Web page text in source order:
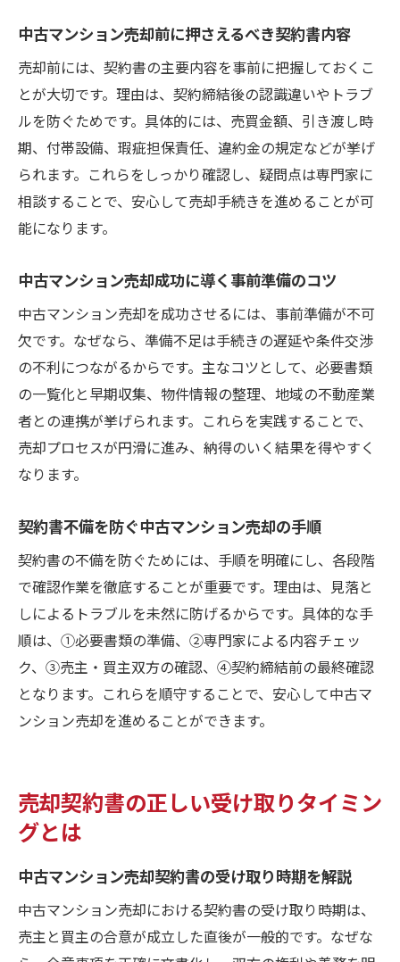
中古マンション売却で忘れがちな書類と入
中古マンション売却書類を迅速に揃えるコ
ツ
トラブル防止に役立つ契約書の確認方法
中古マンション売却契約書の確認ポイント
を解説
契約書の見落としがちな注意点と中古マン
中古マンション売却時に必要な契約書のチ
ェック方法
トラブル回避のための中古マンション売却
契約書の見方
中古マンション売却前に契約書で確認すべ
き項目
安心して中古マンション売却するための契
必要書類を漏れなく揃えるコツを解説
る方法
効率的な中古マンション売却書類管理の秘
訣
中古マンション売却手続きで必要書類を忘
れないコツ
中古マンション売却時に役立つ書類整理の
理しよう
契約書の代替書類や注意点も要チェック
中古マンション売却で使える契約書の代替
書類とは
中古マンション売却前に押さえるべき契約書内容
売却前には、契約書の主要内容を事前に把握しておくこ
とが大切です。理由は、契約締結後の認識違いやトラブ
ルを防ぐためです。具体的には、売買金額、引き渡し時
期、付帯設備、瑕疵担保責任、違約金の規定などが挙げ
られます。これらをしっかり確認し、疑問点は専門家に
相談することで、安心して売却手続きを進めることが可
能になります。
中古マンション売却成功に導く事前準備のコツ
中古マンション売却を成功させるには、事前準備が不可
欠です。なぜなら、準備不足は手続きの遅延や条件交渉
の不利につながるからです。主なコツとして、必要書類
の一覧化と早期収集、物件情報の整理、地域の不動産業
者との連携が挙げられます。これらを実践することで、
売却プロセスが円滑に進み、納得のいく結果を得やすく
なります。
契約書不備を防ぐ中古マンション売却の手順
契約書の不備を防ぐためには、手順を明確にし、各段階
で確認作業を徹底することが重要です。理由は、見落と
しによるトラブルを未然に防げるからです。具体的な手
順は、①必要書類の準備、②専門家による内容チェッ
ク、③売主・買主双方の確認、④契約締結前の最終確認
となります。これらを順守することで、安心して中古マ
ンション売却を進めることができます。
売却契約書の正しい受け取りタイミン
グとは
中古マンション売却契約書の受け取り時期を解説
中古マンション売却における契約書の受け取り時期は、
売主と買主の合意が成立した直後が一般的です。なぜな